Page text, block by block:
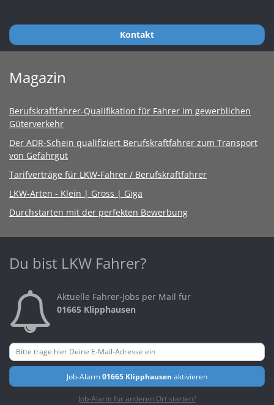
Kontakt
Magazin
Berufskraftfahrer-Qualifikation für Fahrer im gewerblichen
Güterverkehr
Der ADR-Schein qualifiziert Berufskraftfahrer zum Transport
von Gefahrgut
Tarifverträge für LKW-Fahrer / Berufskraftfahrer
LKW-Arten - Klein | Gross | Giga
Durchstarten mit der perfekten Bewerbung
Du bist LKW Fahrer?
Aktuelle Fahrer-Jobs per Mail für
01665 Klipphausen
Job-Alarm01665 Klipphausen aktivieren
Job-Alarm für anderen Ort starten?